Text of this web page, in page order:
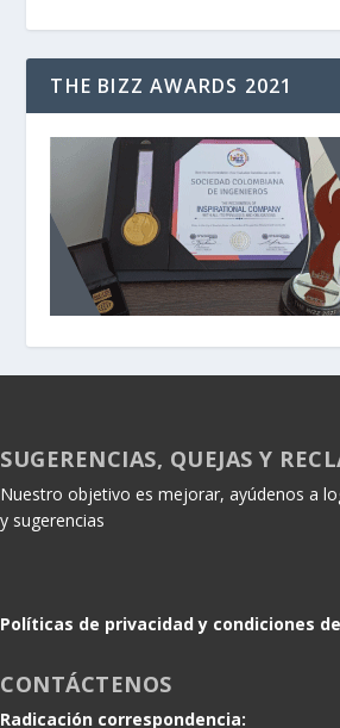
THE BIZZ AWARDS 2021
SUGERENCIAS, QUEJAS Y
Nuestro objetivo es mejorar, ayúdenos a
y sugerencias
Políticas de privacidad y condiciones
CONTÁCTENOS
Radicación correspondencia: